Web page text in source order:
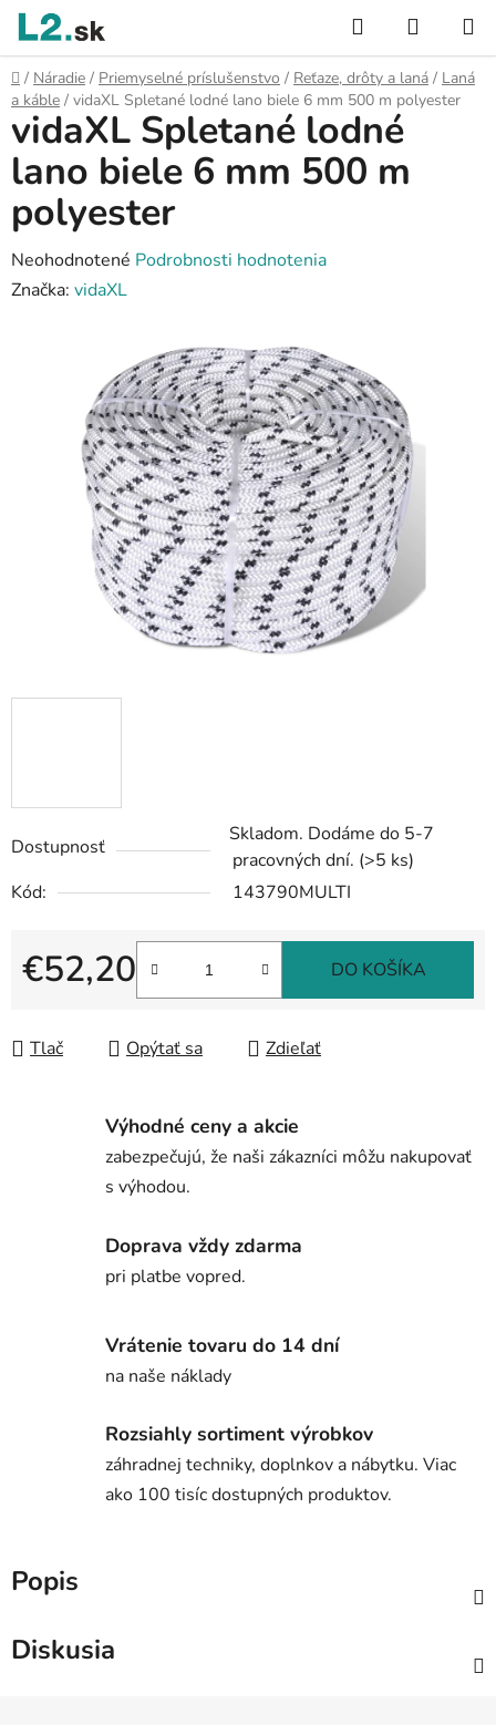
Prejsť
obsah
Hľadať
KOŠÍK
Domov
/ Náradie / Priemyselné príslušenstvo / Reťaze, drôty a laná / Laná
a káble / vidaXL Spletané lodné lano biele 6 mm 500 m polyester
Dostupnosť
Skladom. Dodáme do 5-7
pracovných dní. (>5 ks)
Kód:
143790MULTI
€52,20
Jednotková cena:
DO KOŠÍKA
Tlač Opýtať sa Zdieľať
vidaXL Spletané lodné
lano biele 6 mm 500 m
polyester
Priemerné
hodnotenie
hviezdičiek.
Neohodnotené Podrobnosti hodnotenia
Značka: vidaXL
Výhodné ceny a akcie
zabezpečujú, že naši zákazníci môžu nakupovať
s výhodou.
Doprava vždy zdarma
pri platbe vopred.
Vrátenie tovaru do 14 dní
na naše náklady
Rozsiahly sortiment výrobkov
záhradnej techniky, doplnkov a nábytku. Viac
ako 100 tisíc dostupných produktov.
Popis
Diskusia